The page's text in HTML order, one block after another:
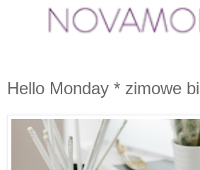
Hello Monday * zimowe